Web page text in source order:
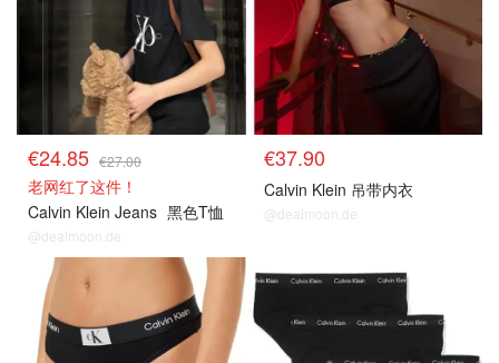
€24.85 €27.00
老网红了这件！
Calvin Klein Jeans 黑色T恤
@dealmoon.de
€37.90
Calvin Klein 吊带内衣
@dealmoon.de